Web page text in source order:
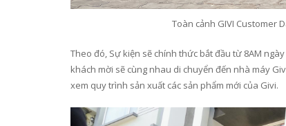
Toàn cảnh GIVI Customer
Theo đó, Sự kiện sẽ chính thức bắt đầu từ 8AM
khách mời sẽ cùng nhau di chuyển đến nhà máy
xem quy trình sản xuất các sản phẩm mới của Givi.